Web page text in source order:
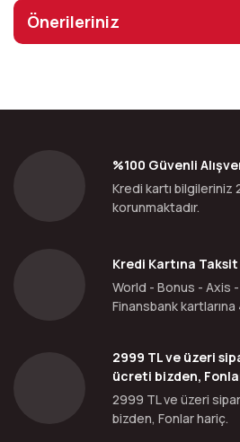
Önerileriniz
%100 Güvenli
Kredi kartı bilgileriniz
korunmaktadır.
Kredi Kartına Taksit
World - Bonus - Axis
Finansbank
2999 TL ve üzeri
ücreti bizden,
2999 TL ve üzeri
bizden, Fonlar hariç.